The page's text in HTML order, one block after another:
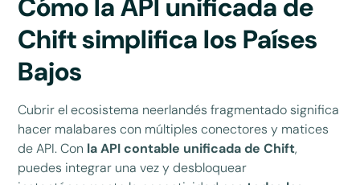
Cómo la API unificada de
Chift simplifica los Países
Bajos
Cubrir el ecosistema neerlandés fragmentado significa
hacer malabares con múltiples conectores y matices
de API. Con la API contable unificada de Chift,
puedes integrar una vez y desbloquear